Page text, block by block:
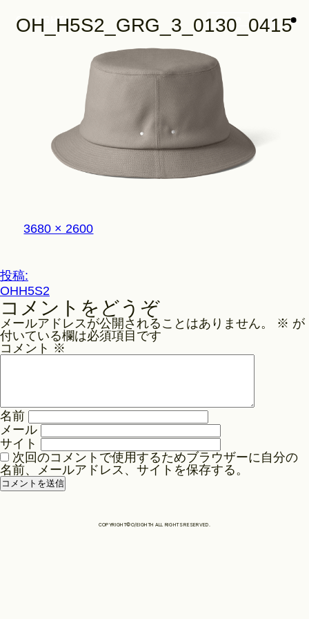
Store
Look
Construction
Philosophy
OH_H5S2_GRG_3_0130_0415
フ
ル
ズ
3680 × 2600
投
稿
ナ
ビ
ゲ
ョ
ン
投稿:
OHH5S2
コメントをどうぞ
メールアドレスが公開されることはありません。 ※ が
付いている欄は必須項目です
コメント ※
名前
メール
サイト
次回のコメントで使用するためブラウザーに自分の
名前、メールアドレス、サイトを保存する。
COPYRIGHT©O/EIGHTH ALL RIGHTS RESERVED.